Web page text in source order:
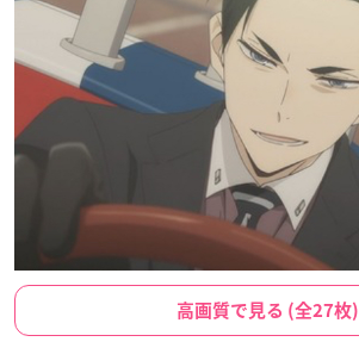
高画質で見る (全27枚)